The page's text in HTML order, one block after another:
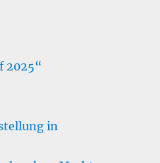
2025“
in